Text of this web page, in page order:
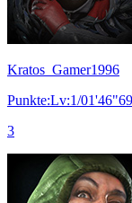
Kratos_Gamer1996
Punkte:Lv:1/01'46"69
3